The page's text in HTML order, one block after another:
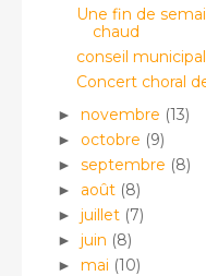
Une fin de
chaud
conseil
Concert choral
► novembre (13)
► octobre (9)
► septembre (8)
► août (8)
► juillet (7)
► juin (8)
► mai (10)